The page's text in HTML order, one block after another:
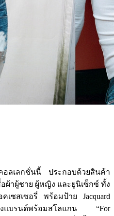
ลเลกชั่นนี้ ประกอบด้วยสินค้า
ผ้าผู้ชาย ผู้หญิง และยูนิเซ็กซ์ ทั้ง
เซสเซอรี่ พร้อมป้าย Jacquard
งแบรนด์พร้อมสโลแกน “For